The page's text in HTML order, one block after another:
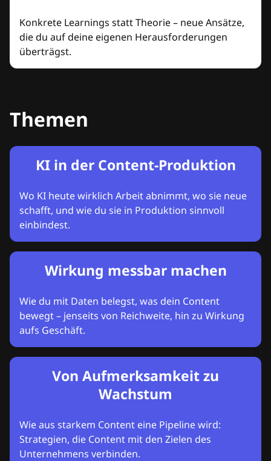
Konkrete Learnings statt Theorie – neue Ansätze,
die du auf deine eigenen Herausforderungen
überträgst.
Themen
KI in der Content-Produktion
Wo KI heute wirklich Arbeit abnimmt, wo sie neue
schafft, und wie du sie in Produktion sinnvoll
einbindest.
Wirkung messbar machen
Wie du mit Daten belegst, was dein Content
bewegt – jenseits von Reichweite, hin zu Wirkung
aufs Geschäft.
Von Aufmerksamkeit zu
Wachstum
Wie aus starkem Content eine Pipeline wird:
Strategien, die Content mit den Zielen des
Unternehmens verbinden.